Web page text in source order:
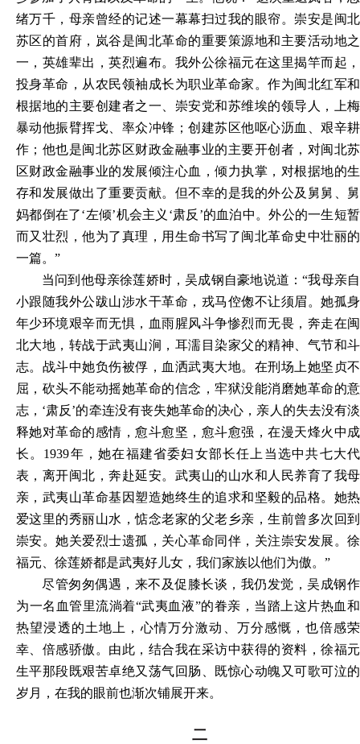
绪万千，母亲曾经的记述一幕幕扫过我的眼帘。崇安是闽北
苏区的首府，岚谷是闽北革命的重要策源地和主要活动地之
一，英雄辈出，英烈遍布。我外公徐福元在这里揭竿而起，
投身革命，从农民领袖成长为职业革命家。作为闽北红军和
根据地的主要创建者之一、崇安党和苏维埃的领导人，上梅
暴动他振臂挥戈、率众冲锋；创建苏区他呕心沥血、艰辛耕
作；他也是闽北苏区财政金融事业的主要开创者，对闽北苏
区财政金融事业的发展倾注心血，倾力执掌，对根据地的生
存和发展做出了重要贡献。但不幸的是我的外公及舅舅、舅
妈都倒在了‘左倾’机会主义‘肃反’的血泊中。外公的一生短暂
而又壮烈，他为了真理，用生命书写了闽北革命史中壮丽的
一篇。”
当问到他母亲徐莲娇时，吴成钢自豪地说道：“我母亲自
小跟随我外公跋山涉水干革命，戎马倥偬不让须眉。她孤身
年少环境艰辛而无惧，血雨腥风斗争惨烈而无畏，奔走在闽
北大地，转战于武夷山涧，耳濡目染家父的精神、气节和斗
志。战斗中她负伤被俘，血洒武夷大地。在刑场上她坚贞不
屈，砍头不能动摇她革命的信念，牢狱没能消磨她革命的意
志，‘肃反’的牵连没有丧失她革命的决心，亲人的失去没有淡
释她对革命的感情，愈斗愈坚，愈斗愈强，在漫天烽火中成
长。1939年，她在福建省委妇女部长任上当选中共七大代
表，离开闽北，奔赴延安。武夷山的山水和人民养育了我母
亲，武夷山革命基因塑造她终生的追求和坚毅的品格。她热
爱这里的秀丽山水，惦念老家的父老乡亲，生前曾多次回到
崇安。她关爱烈士遗孤，关心革命同伴，关注崇安发展。徐
福元、徐莲娇都是武夷好儿女，我们家族以他们为傲。”
尽管匆匆偶遇，来不及促膝长谈，我仍发觉，吴成钢作
为一名血管里流淌着“武夷血液”的眷亲，当踏上这片热血和
热望浸透的土地上，心情万分激动、万分感慨，也倍感荣
幸、倍感骄傲。由此，结合我在采访中获得的资料，徐福元
生平那段既艰苦卓绝又荡气回肠、既惊心动魄又可歌可泣的
岁月，在我的眼前也渐次铺展开来。
二